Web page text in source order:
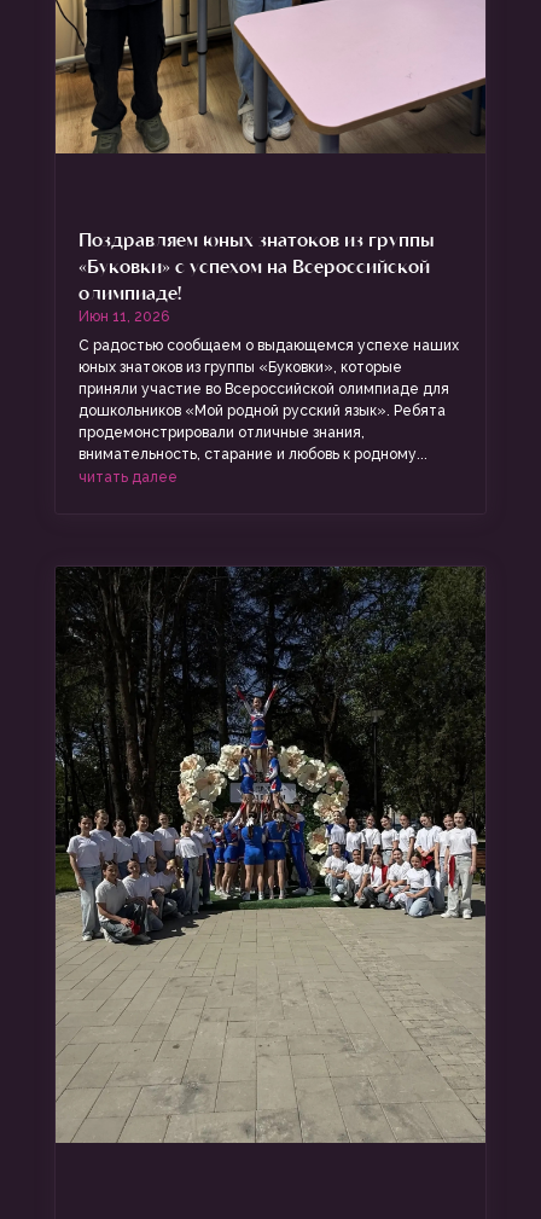
Поздравляем юных знатоков из группы
«Буковки» с успехом на Всероссийской
олимпиаде!
Июн 11, 2026
С радостью сообщаем о выдающемся успехе наших
юных знатоков из группы «Буковки», которые
приняли участие во Всероссийской олимпиаде для
дошкольников «Мой родной русский язык». Ребята
продемонстрировали отличные знания,
внимательность, старание и любовь к родному...
читать далее